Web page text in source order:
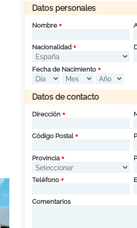
Datos personales
Nombre
Nacionalidad
Fecha de Nacimiento
Datos de contacto
Dirección
Código Postal
Provincia
Teléfono
Comentarios